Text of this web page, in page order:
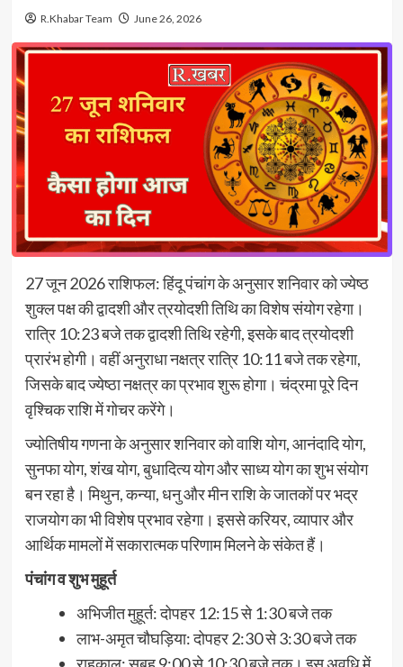
R.Khabar Team June 26, 2026
27 जून 2026 राशिफल: हिंदू पंचांग के अनुसार शनिवार को ज्येष्ठ
शुक्ल पक्ष की द्वादशी और त्रयोदशी तिथि का विशेष संयोग रहेगा।
रात्रि 10:23 बजे तक द्वादशी तिथि रहेगी, इसके बाद त्रयोदशी
प्रारंभ होगी। वहीं अनुराधा नक्षत्र रात्रि 10:11 बजे तक रहेगा,
जिसके बाद ज्येष्ठा नक्षत्र का प्रभाव शुरू होगा। चंद्रमा पूरे दिन
वृश्चिक राशि में गोचर करेंगे।
ज्योतिषीय गणना के अनुसार शनिवार को वाशि योग, आनंदादि योग,
सुनफा योग, शंख योग, बुधादित्य योग और साध्य योग का शुभ संयोग
बन रहा है। मिथुन, कन्या, धनु और मीन राशि के जातकों पर भद्र
राजयोग का भी विशेष प्रभाव रहेगा। इससे करियर, व्यापार और
आर्थिक मामलों में सकारात्मक परिणाम मिलने के संकेत हैं।
पंचांग व शुभ मुहूर्त
अभिजीत मुहूर्त: दोपहर 12:15 से 1:30 बजे तक
लाभ-अमृत चौघड़िया: दोपहर 2:30 से 3:30 बजे तक